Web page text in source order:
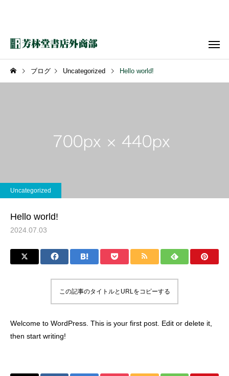
ブログ Uncategorized Hello world!
Uncategorized
Hello world!
2024.07.03
この記事のタイトルとURLをコピーする
Welcome to WordPress. This is your first post. Edit or delete it,
then start writing!